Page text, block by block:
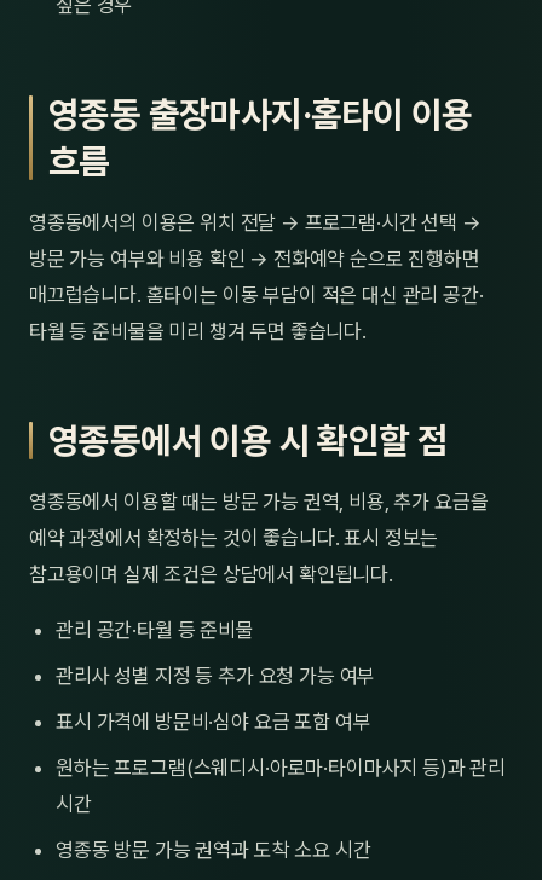
싶은 경우
영종동 출장마사지·홈타이 이용
흐름
영종동에서의 이용은 위치 전달 → 프로그램·시간 선택 →
방문 가능 여부와 비용 확인 → 전화예약 순으로 진행하면
매끄럽습니다. 홈타이는 이동 부담이 적은 대신 관리 공간·
타월 등 준비물을 미리 챙겨 두면 좋습니다.
영종동에서 이용 시 확인할 점
영종동에서 이용할 때는 방문 가능 권역, 비용, 추가 요금을
예약 과정에서 확정하는 것이 좋습니다. 표시 정보는
참고용이며 실제 조건은 상담에서 확인됩니다.
관리 공간·타월 등 준비물
관리사 성별 지정 등 추가 요청 가능 여부
표시 가격에 방문비·심야 요금 포함 여부
원하는 프로그램(스웨디시·아로마·타이마사지 등)과 관리
시간
영종동 방문 가능 권역과 도착 소요 시간